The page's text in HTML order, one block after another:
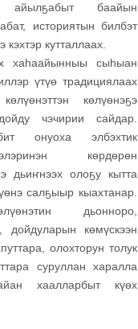
айылҕабыт баайын
историятын билбэт
кутталлаах.
хаһаайынныы сыһыан
үтүө традициялаах
көлүөнэҕэ
чэчирии сайдар.
онуоха элбэхтик
көрдөрөн
дьиҥнээх олоҕу кытта
салҕыыр кыахтанар.
дьонноро,
дойдуларын көмүскээн
олохторун толук
суруллан харалла
хаалларбыт күөх